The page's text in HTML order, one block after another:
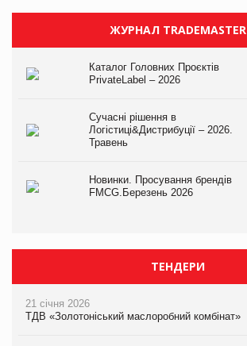
ЖУРНАЛ TRADEMASTER
Каталог Головних Проєктів
PrivateLabel – 2026
Сучасні рішення в
Логістиці&Дистрибуції – 2026.
Травень
Новинки. Просування брендів
FMCG.Березень 2026
ТЕНДЕРИ
21 січня 2026
ТДВ «Золотоніський маслоробний комбінат»